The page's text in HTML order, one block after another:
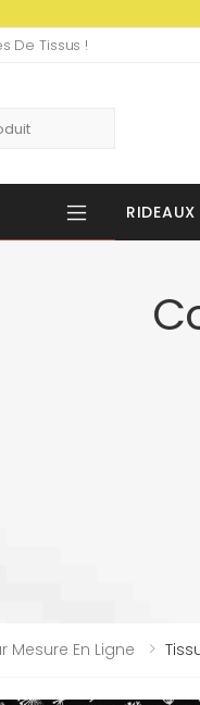
De Tissus !
RIDEAUX
Mesure En Ligne